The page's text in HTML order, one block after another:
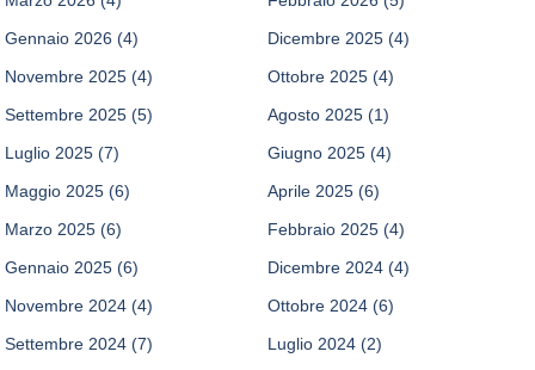
Gennaio 2026 (4) Dicembre 2025 (4)
Novembre 2025 (4) Ottobre 2025 (4)
Settembre 2025 (5) Agosto 2025 (1)
Luglio 2025 (7) Giugno 2025 (4)
Maggio 2025 (6) Aprile 2025 (6)
Marzo 2025 (6) Febbraio 2025 (4)
Gennaio 2025 (6) Dicembre 2024 (4)
Novembre 2024 (4) Ottobre 2024 (6)
Settembre 2024 (7) Luglio 2024 (2)